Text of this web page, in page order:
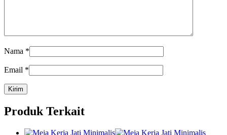
Nama *
Email *
Produk Terkait